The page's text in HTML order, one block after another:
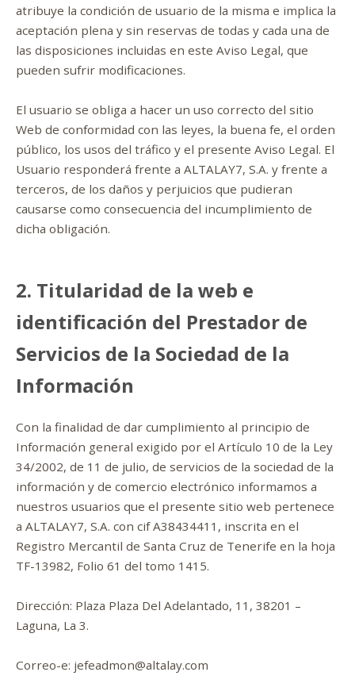
atribuye la condición de usuario de la misma e implica la
aceptación plena y sin reservas de todas y cada una de
las disposiciones incluidas en este Aviso Legal, que
pueden sufrir modificaciones.
El usuario se obliga a hacer un uso correcto del sitio
Web de conformidad con las leyes, la buena fe, el orden
público, los usos del tráfico y el presente Aviso Legal. El
Usuario responderá frente a ALTALAY7, S.A. y frente a
terceros, de los daños y perjuicios que pudieran
causarse como consecuencia del incumplimiento de
dicha obligación.
2. Titularidad de la web e
identificación del Prestador de
Servicios de la Sociedad de la
Información
Con la finalidad de dar cumplimiento al principio de
Información general exigido por el Artículo 10 de la Ley
34/2002, de 11 de julio, de servicios de la sociedad de la
información y de comercio electrónico informamos a
nuestros usuarios que el presente sitio web pertenece
a ALTALAY7, S.A. con cif A38434411, inscrita en el
Registro Mercantil de Santa Cruz de Tenerife en la hoja
TF-13982, Folio 61 del tomo 1415.
Dirección: Plaza Plaza Del Adelantado, 11, 38201 –
Laguna, La 3.
Correo-e: jefeadmon@altalay.com